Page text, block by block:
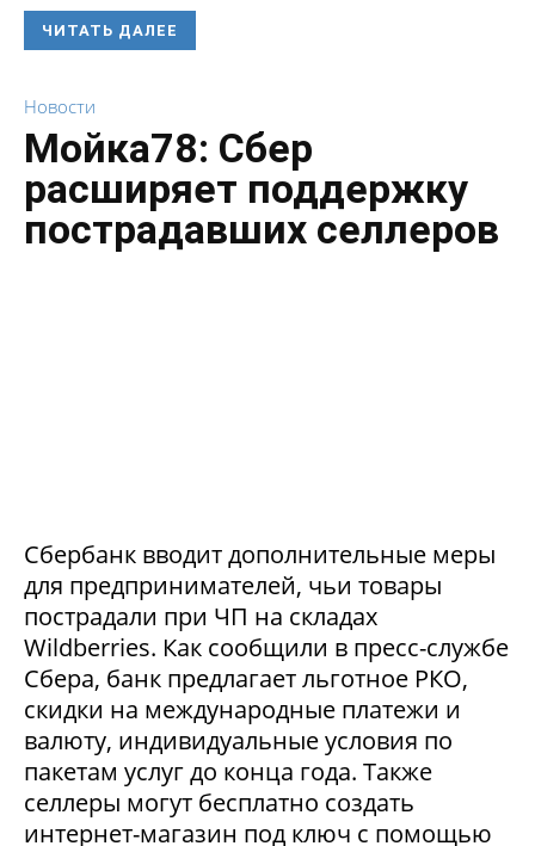
ЧИТАТЬ ДАЛЕЕ
Новости
Мойка78: Сбер
расширяет поддержку
пострадавших селлеров
Сбербанк вводит дополнительные меры
для предпринимателей, чьи товары
пострадали при ЧП на складах
Wildberries. Как сообщили в пресс-службе
Сбера, банк предлагает льготное РКО,
скидки на международные платежи и
валюту, индивидуальные условия по
пакетам услуг до конца года. Также
селлеры могут бесплатно создать
интернет-магазин под ключ с помощью